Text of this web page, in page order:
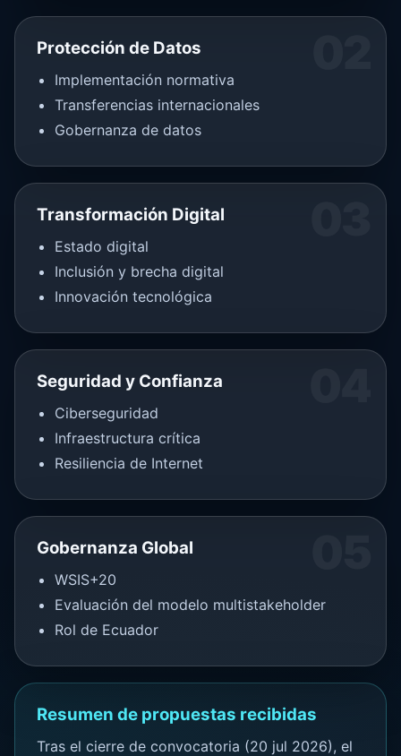
Protección de Datos
Implementación normativa
Transferencias internacionales
Gobernanza de datos
Transformación Digital
Estado digital
Inclusión y brecha digital
Innovación tecnológica
Seguridad y Confianza
Ciberseguridad
Infraestructura crítica
Resiliencia de Internet
Gobernanza Global
WSIS+20
Evaluación del modelo multistakeholder
Rol de Ecuador
Resumen de propuestas recibidas
Tras el cierre de convocatoria (20 jul 2026), el